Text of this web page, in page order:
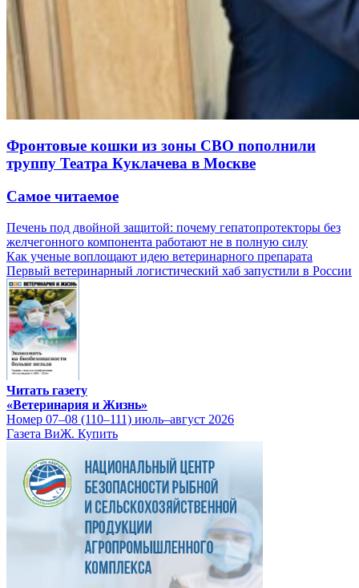
Фронтовые кошки из зоны СВО пополнили
труппу Театра Куклачева в Москве
Самое читаемое
Печень под двойной защитой: почему гепатопротекторы без
желчегонного компонента работают не в полную силу
Как ученые воплощают идею ветеринарного препарата
Первый ветеринарный логистический хаб запустили в России
Читать газету
«Ветеринария и Жизнь»
Номер 07–08 (110–111) июль–август 2026
Газета ВиЖ. Купить